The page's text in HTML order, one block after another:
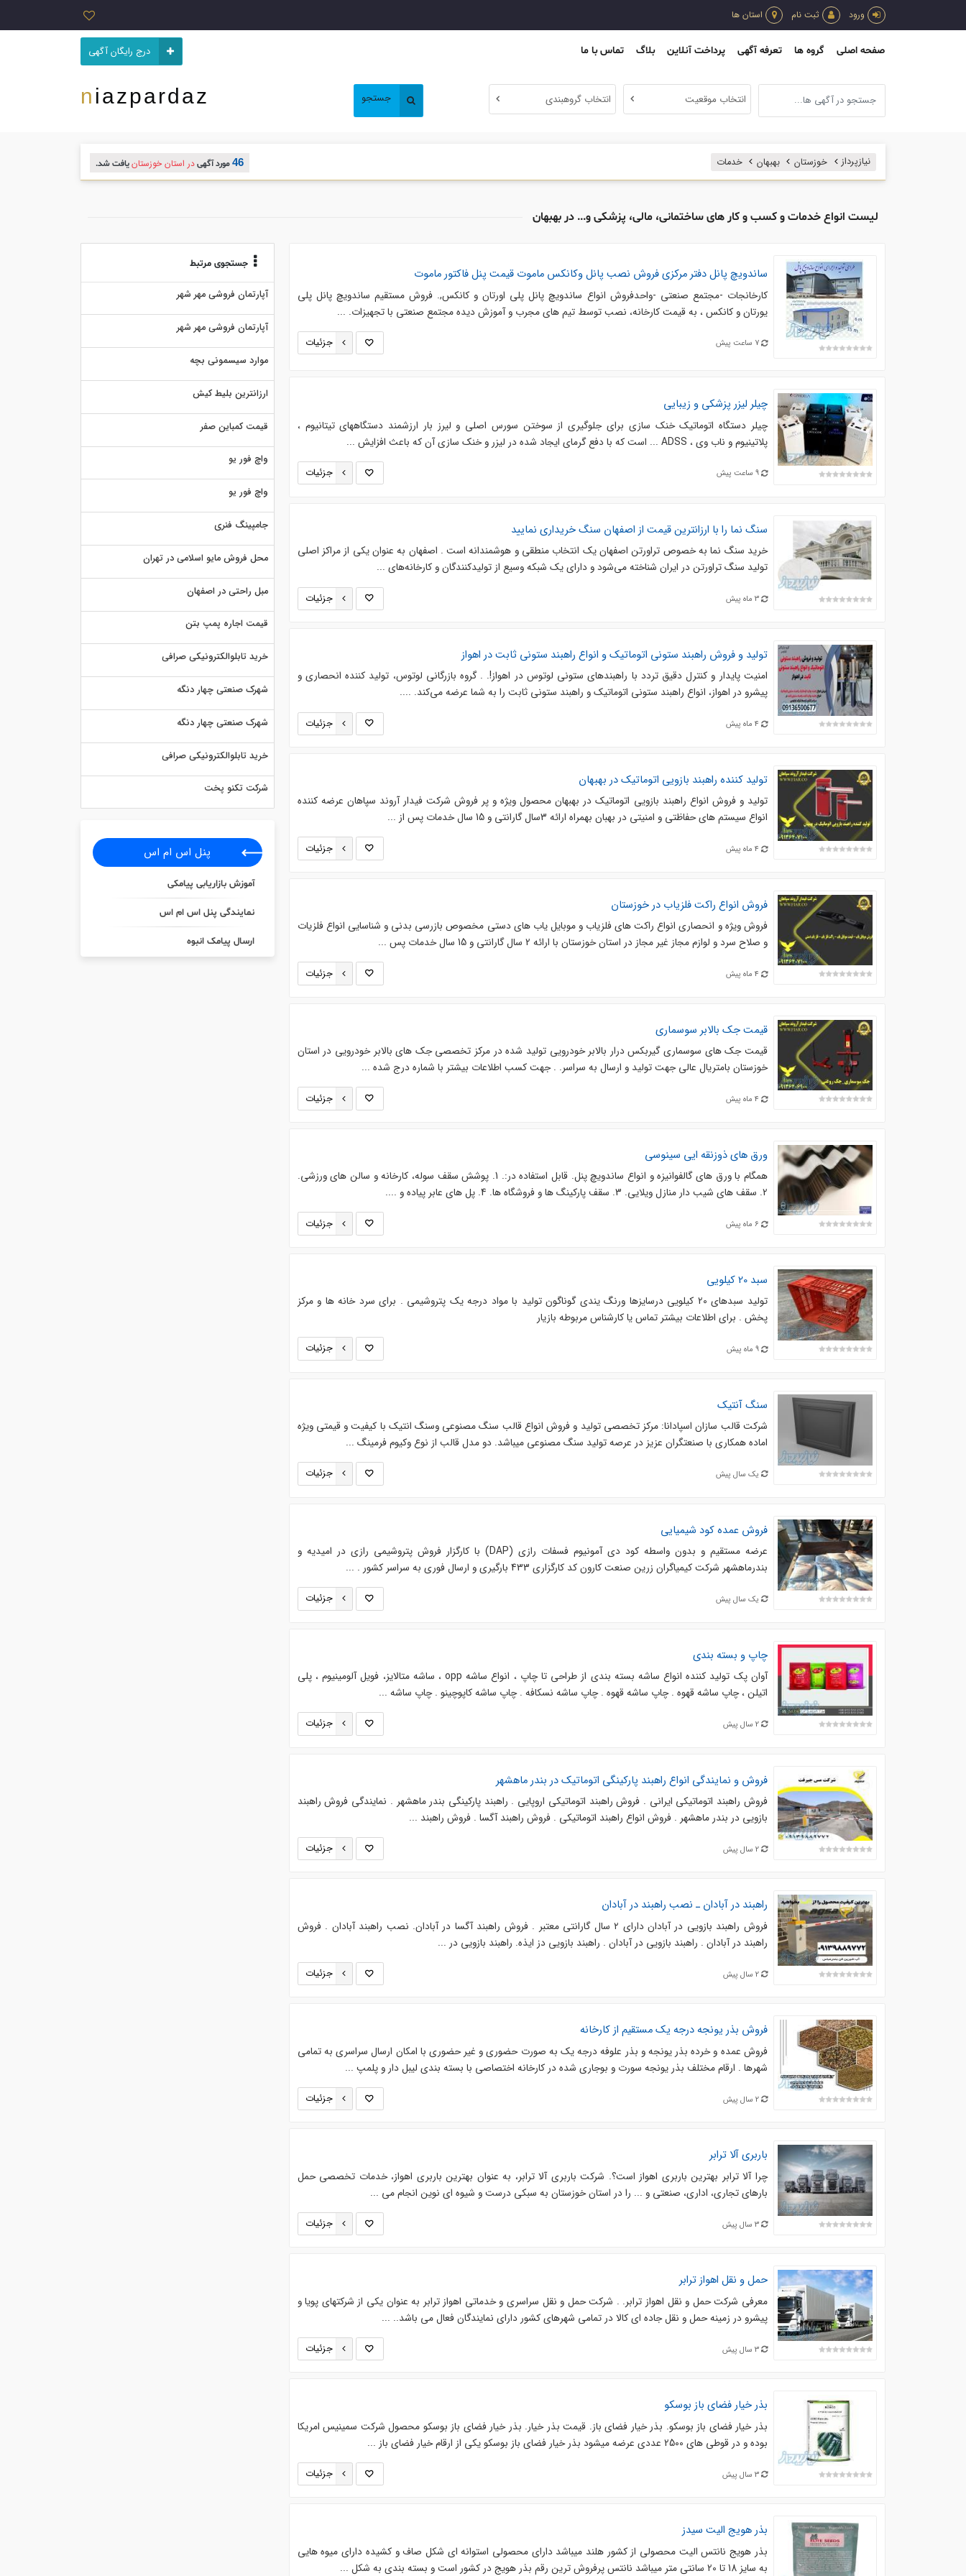
ورود ثبت نام استان ها
درج رایگان آگهی صفحه اصلی گروه ها تعرفه آگهی پرداخت آنلاین بلاگ تماس با ما
انتخاب موقعیت انتخاب گروهبندی جستجو niazpardaz
نیازپرداز خوزستان بهبهان خدمات 46مورد آگهیدر استان خوزستانیافت شد.
لیست انواع خدمات و کسب و کار های ساختمانی، مالی، پزشکی و... در بهبهان
ساندویچ پانل دفتر مرکزی فروش نصب پانل وکانکس ماموت قیمت پنل فاکتور ماموت
کارخانجات -مجتمع صنعتی -واحدفروش انواع ساندویچ پانل پلی اورتان و کانکس,. فروش مستقیم ساندویچ پانل پلی
یورتان و کانکس ، به قیمت کارخانه، نصب توسط تیم های مجرب و آموزش دیده مجتمع صنعتی با تجهیزات. ...
7 ساعت پیش جزئیات
چیلر لیزر پزشکی و زیبایی
چیلر دستگاه اتوماتیک خنک سازی برای جلوگیری از سوختن سورس اصلی و لیرز بار ارزشمند دستگاههای تیتانیوم ،
پلاتینیوم و ناب وی ، ADSS ... است که با دفع گرمای ایجاد شده در لیزر و خنک سازی آن که باعث افزایش ...
9 ساعت پیش جزئیات
سنگ نما را با ارزانترین قیمت از اصفهان سنگ خریداری نمایید
خرید سنگ نما به خصوص تراورتن اصفهان یک انتخاب منطقی و هوشمندانه است . اصفهان به عنوان یکی از مراکز اصلی
تولید سنگ تراورتن در ایران شناخته می‌شود و دارای یک شبکه وسیع از تولیدکنندگان و کارخانه‌های ...
3 ماه پیش جزئیات
تولید و فروش راهبند ستونی اتوماتیک و انواع راهبند ستونی ثابت در اهواز
امنیت پایدار و کنترل دقیق تردد با راهبندهای ستونی لوتوس در اهواز!. . گروه بازرگانی لوتوس، تولید کننده انحصاری و
پیشرو در اهواز، انواع راهبند ستونی اتوماتیک و راهبند ستونی ثابت را به شما عرضه می‌کند. ....
4 ماه پیش جزئیات
تولید کننده راهبند بازویی اتوماتیک در بهبهان
تولید و فروش انواع راهبند بازویی اتوماتیک در بهبهان محصول ویژه و پر فروش شرکت فیدار آروند سپاهان عرضه کننده
انواع سیستم های حفاظتی و امنیتی در بهبان بهمراه ارائه 3سال گارانتی و 15 سال خدمات پس از ...
4 ماه پیش جزئیات
فروش انواع راکت فلزیاب در خوزستان
فروش ویژه و انحصاری انواع راکت های فلزیاب و موبایل یاب های دستی مخصوص بازرسی بدنی و شناسایی انواع فلزیات
و صلاح سرد و لوازم مجاز غیر مجاز در استان خوزستان با ارائه 2 سال گارانتی و 15 سال خدمات پس ...
4 ماه پیش جزئیات
قیمت جک بالابر سوسماری
قیمت جک های سوسماری گیربکس درار بالابر خودرویی تولید شده در مرکز تخصصی جک های بالابر خودرویی در استان
خوزستان با‌متریال عالی جهت تولید و ارسال به سراسر. . جهت کسب اطلاعات بیشتر با شماره درج شده ...
4 ماه پیش جزئیات
ورق های ذوزنقه ایی سینوسی
همگام با ورق های گالفوانیزه و انواع ساندویچ پنل. قابل استفاده در:. 1. پوشش سقف سوله، کارخانه و سالن های ورزشی.
2. سقف های شیب دار منازل ویلایی. 3. سقف پارکینگ ها و فروشگاه ها. 4. پل های عابر پیاده و ....
6 ماه پیش جزئیات
سبد 20 کیلویی
تولید سبدهای 20 کیلویی درسایزها ورنگ یندی گوناگون تولید با مواد درجه یک پتروشیمی . برای سرد خانه ها و مرکز
پخش . برای اطلاعات بیشتر تماس یا کارشناس مربوطه بازیار
9 ماه پیش جزئیات
سنگ آنتیک
شرکت قالب سازان اسپادانا: مرکز تخصصی تولید و فروش انواع قالب سنگ مصنوعی وسنگ انتیک با کیفیت و قیمتی ویژه
اماده همکاری با صنعتگران عزیز در عرصه تولید سنگ مصنوعی میباشد. دو مدل قالب از نوع وکیوم فرمینگ ...
یک سال پیش جزئیات
فروش عمده کود شیمیایی
عرضه مستقیم و بدون واسطه کود دی آمونیوم فسفات رازی (DAP) با کارگزار فروش پتروشیمی رازی در امیدیه و
بندرماهشهر شرکت کیمیاگران زرین صنعت کارون کد کارگزاری 433 بارگیری و ارسال فوری به سراسر کشور . ...
یک سال پیش جزئیات
چاپ و بسته بندی
آوان پک تولید کننده انواع ساشه بسته بندی از طراحی تا چاپ ، انواع ساشه opp ، ساشه متالایز، فویل آلومینیوم ، پلی
اتیلن ، چاپ ساشه قهوه . چاپ ساشه قهوه . چاپ ساشه نسکافه . چاپ ساشه کاپوچینو . چاپ ساشه ...
2 سال پیش جزئیات
فروش و نمایندگی انواع راهبند پارکینگی اتوماتیک در بندر ماهشهر
فروش راهبند اتوماتیکی ایرانی . فروش راهبند اتوماتیکی اروپایی . راهبند پارکینگی بندر ماهشهر . نمایندگی فروش راهبند
بازویی در بندر ماهشهر . فروش انواع راهبند اتوماتیکی . فروش راهبند آگسا . فروش راهبند ...
2 سال پیش جزئیات
راهبند در آبادان ـ نصب راهبند در آبادان
فروش راهبند بازویی در آبادان دارای ۲ سال گارانتی معتبر . فروش راهبند آگسا در آبادان. نصب راهبند آبادان . فروش
راهبند در آبادان . راهبند بازویی در آبادان . راهبند بازویی دز ایذه. راهبند بازویی در ...
2 سال پیش جزئیات
فروش بذر یونجه درجه یک مستقیم از کارخانه
فروش عمده و خرده بذر یونجه و بذر علوفه درجه یک به صورت حضوری و غیر حضوری با امکان ارسال سراسری به تمامی
شهرها . ارقام مختلف بذر یونجه سورت و بوجاری شده در کارخانه اختصاصی با بسته بندی لیبل دار و پلمپ ...
2 سال پیش جزئیات
باربری آلا ترابر
چرا آلا ترابر بهترین باربری اهواز است؟. شرکت باربری آلا ترابر، به عنوان بهترین باربری اهواز، خدمات تخصصی حمل
بارهای تجاری، اداری، صنعتی و ... را در استان خوزستان به سبکی درست و شیوه ای نوین انجام می ...
3 سال پیش جزئیات
حمل و نقل اهواز ترابر
معرفی شرکت حمل و نقل اهواز ترابر. . شرکت حمل و نقل سراسری و خدماتی اهواز ترابر به عنوان یکی از شرکتهای پویا و
پیشرو در زمینه حمل و نقل جاده ای کالا در تمامی شهرهای کشور دارای نمایندگان فعال می باشد.. ...
3 سال پیش جزئیات
بذر خیار فضای باز بوسکو
بذر خیار فضای باز بوسکو. بذر خیار فضای باز. قیمت بذر خیار. بذر خیار فضای باز بوسکو محصول شرکت سمینیس امریکا
بوده و در قوطی های 2500 عددی عرضه میشود بذر خیار فضای باز بوسکو یکی از ارقام خیار فضای باز ...
3 سال پیش جزئیات
بذر هویج الیت سیدز
بذر هویج نانتس الیت محصولی از کشور هلند میباشد دارای محصولی استوانه ای شکل صاف و کشیده دارای میوه هایی
به سایز 18 تا 20 سانتی متر میباشد نانتس پرفروش ترین رقم بذر هویج در کشور است و بسته بندی به شکل ...
جستجوی مرتبط
آپارتمان فروشی مهر شهر
آپارتمان فروشی مهر شهر
موارد سیسمونی بچه
ارزانترین بلیط کیش
قیمت کمباین صفر
واچ فور یو
واچ فور یو
جامپینگ فنری
محل فروش مایو اسلامی در تهران
مبل راحتی در اصفهان
قیمت اجاره پمپ بتن
خرید تابلوالکترونیکی صرافی
شهرک صنعتی چهار دنگه
شهرک صنعتی چهار دنگه
خرید تابلوالکترونیکی صرافی
شرکت تکنو پخت
پنل اس ام اس
آموزش بازاریابی پیامکی
نمایندگی پنل اس ام اس
ارسال پیامک انبوه